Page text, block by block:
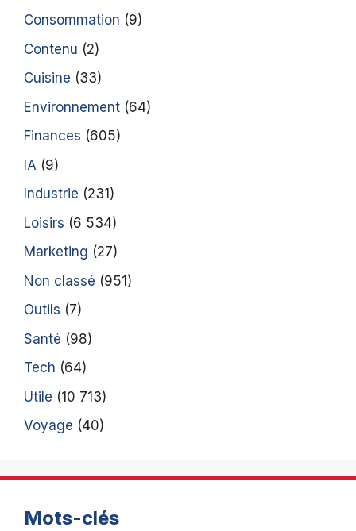
Consommation (9)
Contenu (2)
Cuisine (33)
Environnement (64)
Finances (605)
IA (9)
Industrie (231)
Loisirs (6 534)
Marketing (27)
Non classé (951)
Outils (7)
Santé (98)
Tech (64)
Utile (10 713)
Voyage (40)
Mots-clés